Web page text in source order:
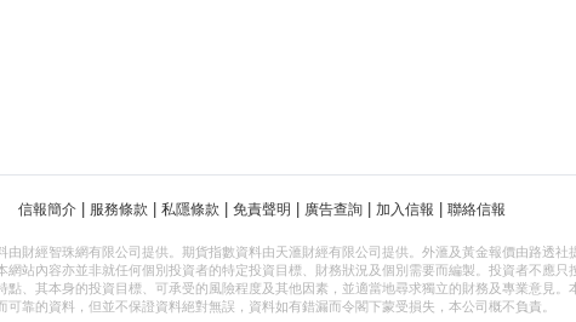
信報簡介 服務條款 私隱條款 免責聲明 廣告查詢 加入信報 聯絡信報
由財經智珠網有限公司提供。期貨指數資料由天滙財經有限公司提供。外滙及黃金報價由路透社
網站內容亦並非就任何個別投資者的特定投資目標、財務狀況及個別需要而編製。投資者不應只
點、其本身的投資目標、可承受的風險程度及其他因素，並適當地尋求獨立的財務及專業意見。
可靠的資料，但並不保證資料絕對無誤，資料如有錯漏而令閣下蒙受損失，本公司概不負責。